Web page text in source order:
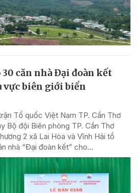
30 căn nhà Đại đoàn kết
vực biên giới biển
Tổ quốc Việt Nam TP. Cần Thơ
Bộ đội Biên phòng TP. Cần Thơ
2 xã Lai Hòa và Vĩnh Hải tổ
nhà “Đại đoàn kết” cho...